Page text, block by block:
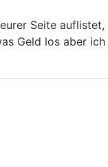
Seite
Geld los aber